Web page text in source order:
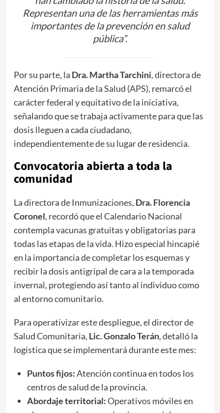
Representan una de las herramientas más
importantes de la prevención en salud
pública”.
​Por su parte, la Dra. Martha Tarchini, directora de
Atención Primaria de la Salud (APS), remarcó el
carácter federal y equitativo de la iniciativa,
señalando que se trabaja activamente para que las
dosis lleguen a cada ciudadano,
independientemente de su lugar de residencia.
​Convocatoria abierta a toda la
comunidad
​La directora de Inmunizaciones, Dra. Florencia
Coronel, recordó que el Calendario Nacional
contempla vacunas gratuitas y obligatorias para
todas las etapas de la vida. Hizo especial hincapié
en la importancia de completar los esquemas y
recibir la dosis antigripal de cara a la temporada
invernal, protegiendo así tanto al individuo como
al entorno comunitario.
​Para operativizar este despliegue, el director de
Salud Comunitaria, Lic. Gonzalo Terán, detalló la
logística que se implementará durante este mes:
Puntos fijos:Atención continua en todos los
centros de salud de la provincia.
Abordaje territorial:Operativos móviles en